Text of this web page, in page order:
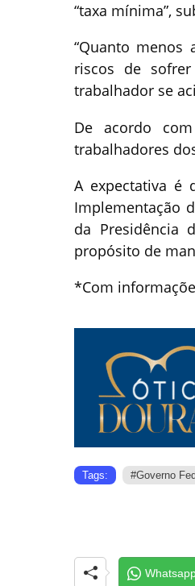
“taxa mínima”,
“Quanto menos
riscos de
trabalhador se
De acordo
trabalhadores
A expectativa é
Implementação
da Presidência
propósito de
*Com
Tags: #Governo